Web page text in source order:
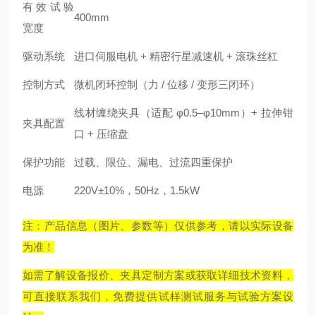
有效试验
宽度
400mm
驱动系统 进口伺服电机 + 精密行星减速机 + 滚珠丝杠
控制方式 微机闭环控制（力 / 位移 / 变形三闭环）
夹具配置
线材缠绕夹具（适配 φ0.5–φ10mm）+ 拉伸钳
口 + 压缩盘
保护功能 过载、限位、漏电、过流四重保护
电源 220V±10%，50Hz，1.5kW
注：产品信息（图片、参数等）仅供参考，请以实际设备
为准！
如需了解设备报价、夹具定制方案或获取详细技术资料，
可直接联系我们，免费提供试样测试服务与试验方案设